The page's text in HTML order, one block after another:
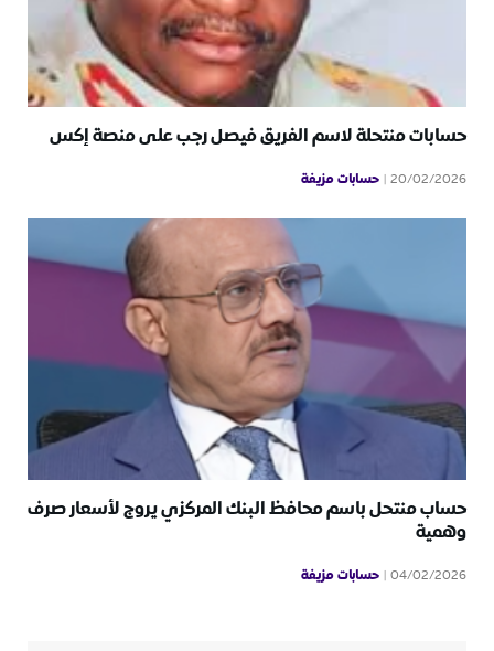
حسابات منتحلة لاسم الفريق فيصل رجب على منصة إكس
20/02/2026 حسابات مزيفة
حساب منتحل باسم محافظ البنك المركزي يروج لأسعار صرف
وهمية
04/02/2026 حسابات مزيفة